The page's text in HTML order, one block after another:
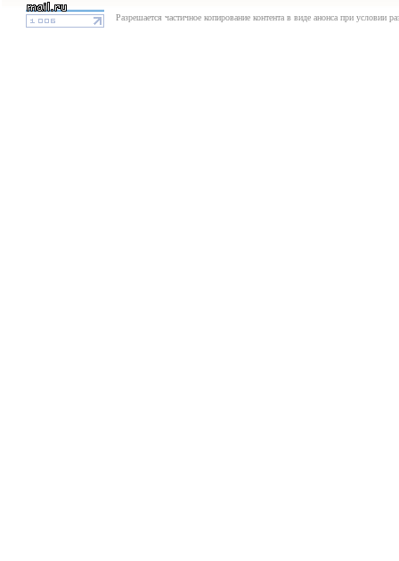
Разрешается частичное копирование контента в виде анонса при условии